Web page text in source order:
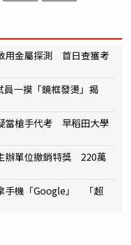
用金屬探測 首日查獲考
員一摸「鏡框發燙」揭
當槍手代考 早稻田大學
辦單位撤銷特獎 220萬
手機「Google」 「超